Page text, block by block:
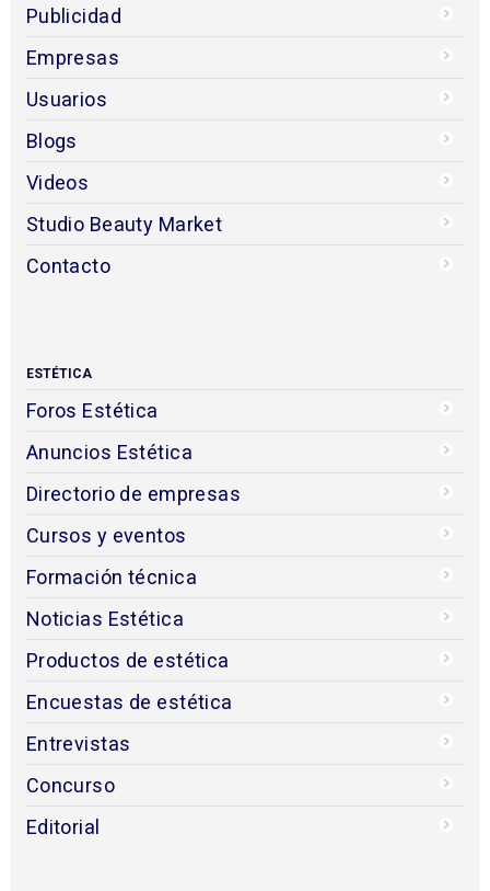
Publicidad
Empresas
Usuarios
Blogs
Videos
Studio Beauty Market
Contacto
ESTÉTICA
Foros Estética
Anuncios Estética
Directorio de empresas
Cursos y eventos
Formación técnica
Noticias Estética
Productos de estética
Encuestas de estética
Entrevistas
Concurso
Editorial